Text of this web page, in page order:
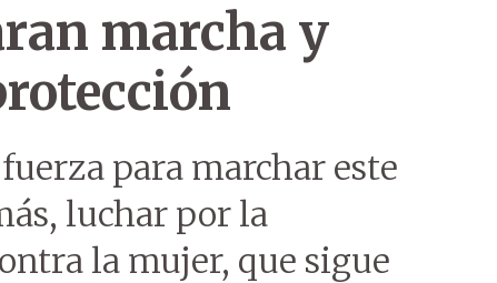
marcha y
para marchar este
luchar por la
la mujer, que sigue